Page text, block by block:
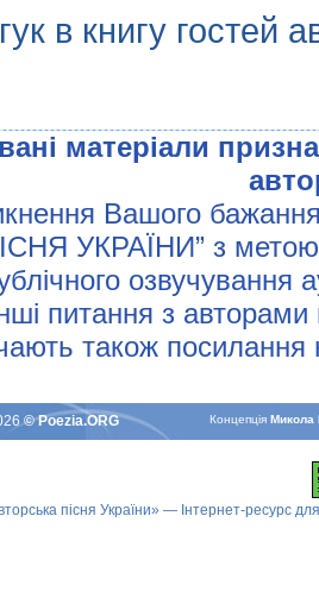
в книгу гостей
матерiали
Вашого
УКРАЇНИ” з метою
питання з
також
КонцепцiяМикола
© Poezia.ORG
пісня України» — Інтернет-ресурс